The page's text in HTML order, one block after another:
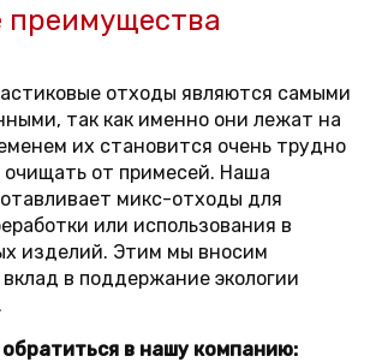
преимущества
отходы являются самыми
так как именно они лежат на
их становится очень трудно
очищать от примесей. Наша
микс-отходы для
или использования в
изделий. Этим мы вносим
в поддержание экологии
в нашу компанию: